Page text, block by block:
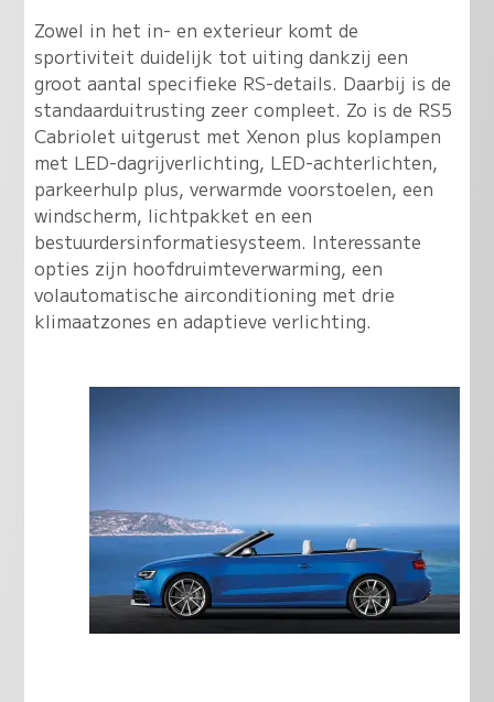
Zowel in het in- en exterieur komt de
sportiviteit duidelijk tot uiting dankzij een
groot aantal specifieke RS-details. Daarbij is de
standaarduitrusting zeer compleet. Zo is de RS5
Cabriolet uitgerust met Xenon plus koplampen
met LED-dagrijverlichting, LED-achterlichten,
parkeerhulp plus, verwarmde voorstoelen, een
windscherm, lichtpakket en een
bestuurdersinformatiesysteem. Interessante
opties zijn hoofdruimteverwarming, een
volautomatische airconditioning met drie
klimaatzones en adaptieve verlichting.